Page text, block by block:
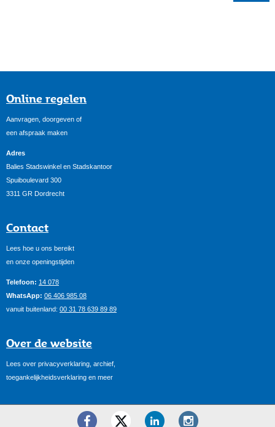
Online regelen
Aanvragen, doorgeven of
een afspraak maken
Adres
Balies Stadswinkel en Stadskantoor
Spuiboulevard 300
3311 GR Dordrecht
Contact
Lees hoe u ons bereikt
en onze openingstijden
Telefoon: 14 078
WhatsApp: 06 406 985 08
vanuit buitenland: 00 31 78 639 89 89
Over de website
Lees over privacyverklaring, archief,
toegankelijkheidsverklaring en meer